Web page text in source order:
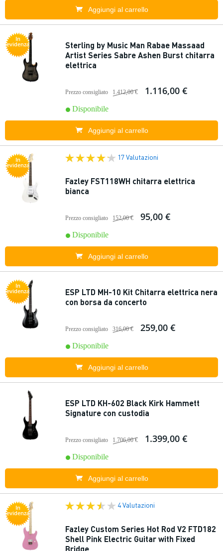
Aggiungi al carrello
In
evidenza
Sterling by Music Man Rabae Massaad
Artist Series Sabre Ashen Burst chitarra
elettrica
Prezzo consigliato 1.412,00 € 1.116,00 €
Disponibile
Aggiungi al carrello
In
evidenza
17 Valutazioni
Fazley FST118WH chitarra elettrica
bianca
Prezzo consigliato 152,00 € 95,00 €
Disponibile
Aggiungi al carrello
In
evidenza
ESP LTD MH-10 Kit Chitarra elettrica nera
con borsa da concerto
Prezzo consigliato 316,00 € 259,00 €
Disponibile
Aggiungi al carrello
ESP LTD KH-602 Black Kirk Hammett
Signature con custodia
Prezzo consigliato 1.706,00 € 1.399,00 €
Disponibile
Aggiungi al carrello
In
evidenza
4 Valutazioni
Fazley Custom Series Hot Rod V2 FTD182
Shell Pink Electric Guitar with Fixed
Bridge